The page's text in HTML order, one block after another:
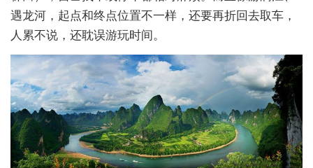
遇龙河，起点和终点位置不一样，还要再折回去取车，
人累不说，还耽误游玩时间。